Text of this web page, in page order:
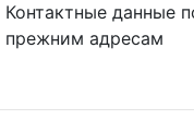
Контактные данные
прежним адресам